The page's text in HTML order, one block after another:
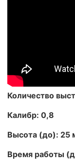
Количество
Калибр: 0,8
Высота (до): 25
Время работы